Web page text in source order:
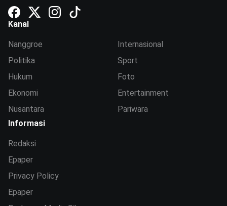
Kanal
Nanggroe
Politika
Hukum
Ekonomi
Nusantara
Internasional
Sport
Foto
Entertainment
Pariwara
Informasi
Redaksi
Epaper
Privacy Policy
Epaper